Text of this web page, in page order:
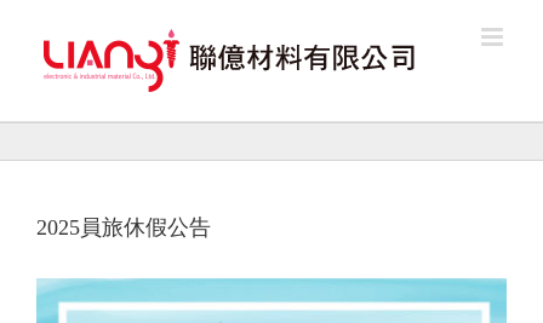
content
2025員旅休假公告
View
Larger